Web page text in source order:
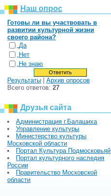
Наш опрос
Готовы ли вы участвовать в
развитии культурной жизни
своего района?
Да
Нет
Не знаю
Результаты
Архив опросов
Всего ответов: 27
Друзья сайта
Администрация г.Балашиха
Управление культуры
Министерство культуры
Московской области
Портал Культура Подмосковьяй
Портал культурного наследия
России
Правительство Московской
области